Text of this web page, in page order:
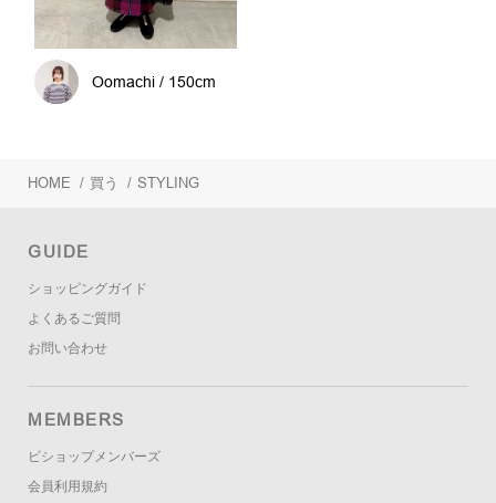
Oomachi / 150cm
HOME / 買う / STYLING
GUIDE
ショッピングガイド
よくあるご質問
お問い合わせ
MEMBERS
ビショップメンバーズ
会員利用規約